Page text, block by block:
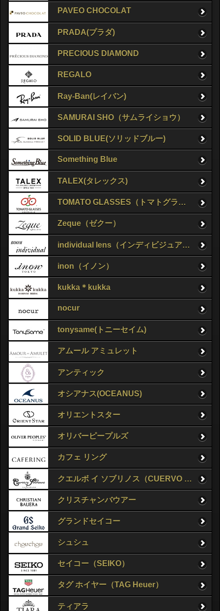
PAVEO CHOCOLAT
PRADA(プラダ)
PRECIOUS DIAMOND
REGALO
Ray-Ban(レイバン)
SAMURAI SHO（サムライショウ）
SOLID BLUE(ソリッドブルー)
Something Blue
TALEX(タレックス)
TOMATO GLASSES（トマトグラッシーズ）
Zeque（ゼクー）
individual lens（インディビジュアルレンズ）
inon（イノン）
kukka＊kukka
nocur
tonysame(トニーセイム)
アムール アミュレット
アンティック
オシアナス(OCEANUS)
オリエントスター
オリバーピープルズ
カフェ リング
クエルボ イ ソブリノス（CUERVO Y SOBRINOS）
クリスチャンバウアー
グランドセイコー
シュシュ
セイコー（SEIKO）
タグ ホイヤー（TAG Heuer）
ティアラ